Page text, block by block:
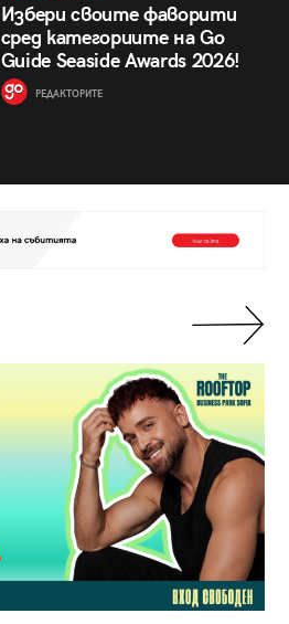
Избери своите фаворити
сред категориите на Go
Guide Seaside Awards 2026!
РЕДАКТОРИТЕ